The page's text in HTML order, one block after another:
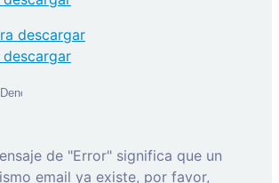
descargar
de "Error" significa que un
email ya existe, por favor,